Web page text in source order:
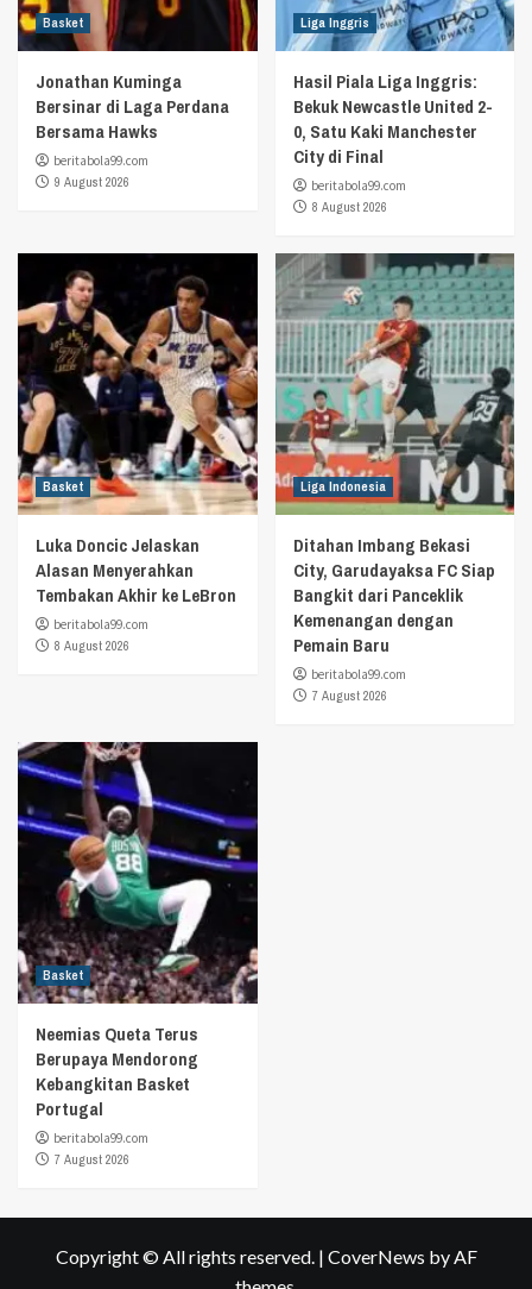
Basket
Jonathan Kuminga
Bersinar di Laga Perdana
Bersama Hawks
beritabola99.com
9 August 2026
Liga Inggris
Hasil Piala Liga Inggris:
Bekuk Newcastle United 2-
0, Satu Kaki Manchester
City di Final
beritabola99.com
8 August 2026
Basket
Luka Doncic Jelaskan
Alasan Menyerahkan
Tembakan Akhir ke LeBron
beritabola99.com
8 August 2026
Liga Indonesia
Ditahan Imbang Bekasi
City, Garudayaksa FC Siap
Bangkit dari Panceklik
Kemenangan dengan
Pemain Baru
beritabola99.com
7 August 2026
Basket
Neemias Queta Terus
Berupaya Mendorong
Kebangkitan Basket
Portugal
beritabola99.com
7 August 2026
Copyright © All rights reserved. | CoverNews by AF